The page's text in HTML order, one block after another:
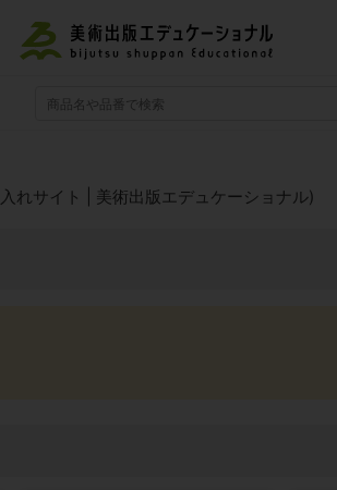
れサイト | 美術出版エデュケーショナル)